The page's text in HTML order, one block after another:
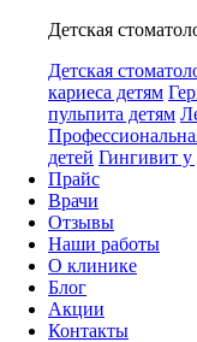
Детская
Детская
кариеса детям
пульпита детям
детей Гингивит у
Прайс
Врачи
Отзывы
Наши работы
О клинике
Блог
Акции
Контакты